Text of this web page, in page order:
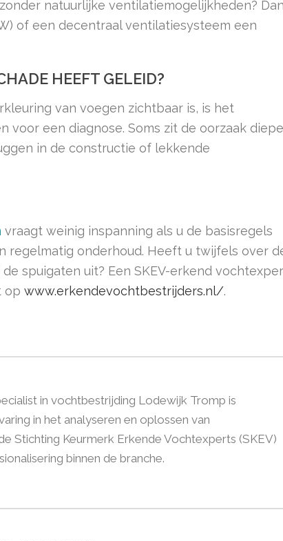
natuurlijke ventilatiemogelijkheden?
of een decentraal ventilatiesysteem een
HEEFT GELEID?
van voegen zichtbaar is, is het
een diagnose. Soms zit de oorzaak
in de constructie of lekkende
vraagt weinig inspanning als u de basisregels
regelmatig onderhoud. Heeft u twijfels over
spuigaten uit? Een SKEV-erkend
op www.erkendevochtbestrijders.nl/.
in vochtbestrijding Lodewijk Tromp is
in het analyseren en oplossen van
Stichting Keurmerk Erkende Vochtexperts (SKEV)
binnen de branche.